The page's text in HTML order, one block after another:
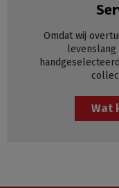
Omdat wij
Wat